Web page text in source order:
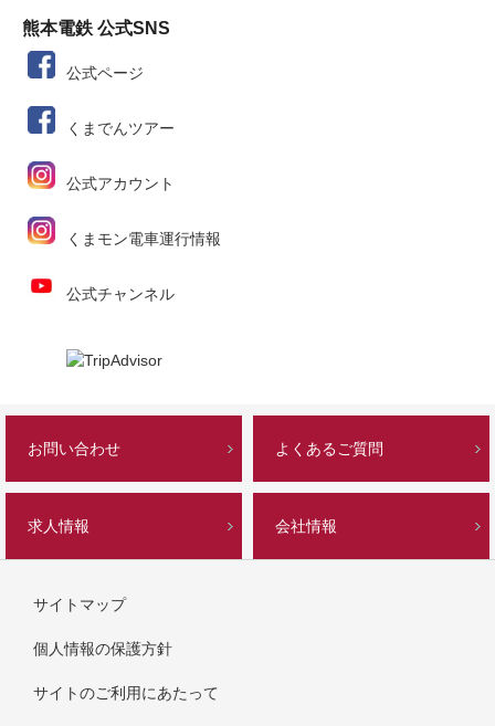
熊本電鉄 公式SNS
公式ページ
くまでんツアー
公式アカウント
くまモン電車運行情報
公式チャンネル
お問い合わせ よくあるご質問
求人情報 会社情報
サイトマップ
個人情報の保護方針
サイトのご利用にあたって